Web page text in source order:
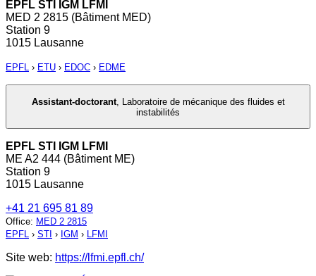
EPFL STI IGM LFMI
MED 2 2815 (Bâtiment MED)
Station 9
1015 Lausanne
EPFL › ETU › EDOC › EDME
Assistant-doctorant, Laboratoire de mécanique des fluides et
instabilités
EPFL STI IGM LFMI
ME A2 444 (Bâtiment ME)
Station 9
1015 Lausanne
+41 21 695 81 89
Office: MED 2 2815
EPFL › STI › IGM › LFMI
Site web: https://lfmi.epfl.ch/